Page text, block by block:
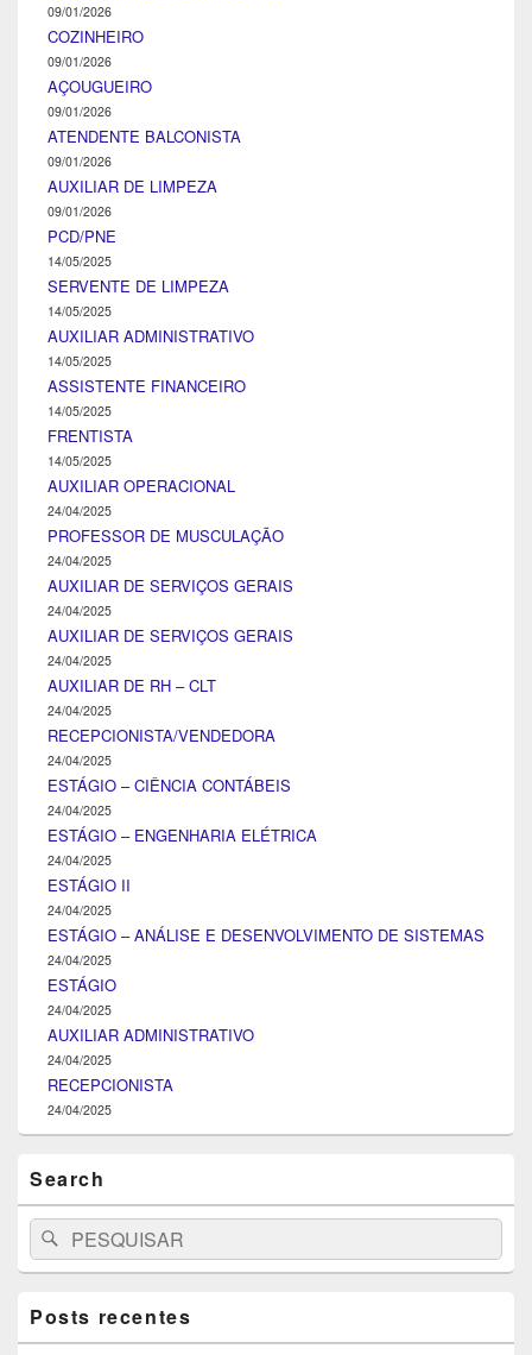
09/01/2026
COZINHEIRO
09/01/2026
AÇOUGUEIRO
09/01/2026
ATENDENTE BALCONISTA
09/01/2026
AUXILIAR DE LIMPEZA
09/01/2026
PCD/PNE
14/05/2025
SERVENTE DE LIMPEZA
14/05/2025
AUXILIAR ADMINISTRATIVO
14/05/2025
ASSISTENTE FINANCEIRO
14/05/2025
FRENTISTA
14/05/2025
AUXILIAR OPERACIONAL
24/04/2025
PROFESSOR DE MUSCULAÇÃO
24/04/2025
AUXILIAR DE SERVIÇOS GERAIS
24/04/2025
AUXILIAR DE SERVIÇOS GERAIS
24/04/2025
AUXILIAR DE RH – CLT
24/04/2025
RECEPCIONISTA/VENDEDORA
24/04/2025
ESTÁGIO – CIÊNCIA CONTÁBEIS
24/04/2025
ESTÁGIO – ENGENHARIA ELÉTRICA
24/04/2025
ESTÁGIO II
24/04/2025
ESTÁGIO – ANÁLISE E DESENVOLVIMENTO DE SISTEMAS
24/04/2025
ESTÁGIO
24/04/2025
AUXILIAR ADMINISTRATIVO
24/04/2025
RECEPCIONISTA
24/04/2025
Search
Search
for:
Pesquisar
Posts recentes